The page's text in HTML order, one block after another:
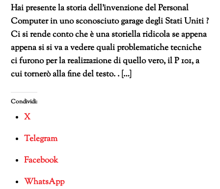
Hai presente la storia dell’invenzione del Personal
Computer in uno sconosciuto garage degli Stati Uniti ?
Ci si rende conto che è una storiella ridicola se appena
appena si si va a vedere quali problematiche tecniche
ci furono per la realizzazione di quello vero, il P 101, a
cui tornerò alla fine del testo. . […]
Condividi:
X
Telegram
Facebook
WhatsApp